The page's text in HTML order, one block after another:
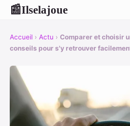
📰Ilselajoue
Accueil › Actu › Comparer et choisir
conseils pour s'y retrouver